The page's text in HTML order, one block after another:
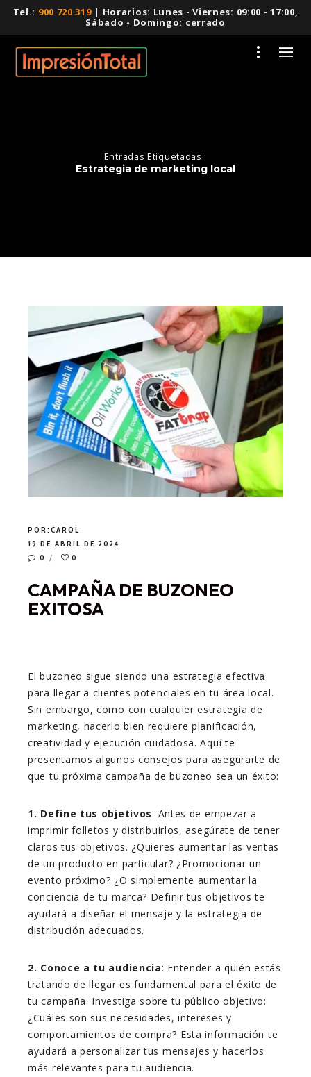
Tel.: 900 720 319| Horarios: Lunes - Viernes: 09:00 - 17:00,
Sábado - Domingo: cerrado
Entradas Etiquetadas :
Estrategia de marketing local
POR:CAROL
19 DE ABRIL DE 2024
0
0
CAMPAÑA DE BUZONEO
EXITOSA
El buzoneo sigue siendo una estrategia efectiva
para llegar a clientes potenciales en tu área local.
Sin embargo, como con cualquier estrategia de
marketing, hacerlo bien requiere planificación,
creatividad y ejecución cuidadosa. Aquí te
presentamos algunos consejos para asegurarte de
que tu próxima campaña de buzoneo sea un éxito:
1. Define tus objetivos: Antes de empezar a
imprimir folletos y distribuirlos, asegúrate de tener
claros tus objetivos. ¿Quieres aumentar las ventas
de un producto en particular? ¿Promocionar un
evento próximo? ¿O simplemente aumentar la
conciencia de tu marca? Definir tus objetivos te
ayudará a diseñar el mensaje y la estrategia de
distribución adecuados.
2. Conoce a tu audiencia: Entender a quién estás
tratando de llegar es fundamental para el éxito de
tu campaña. Investiga sobre tu público objetivo:
¿Cuáles son sus necesidades, intereses y
comportamientos de compra? Esta información te
ayudará a personalizar tus mensajes y hacerlos
más relevantes para tu audiencia.